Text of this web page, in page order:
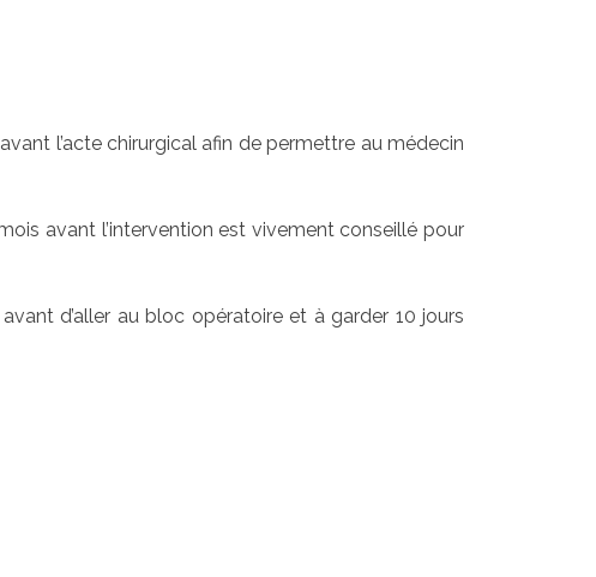
l’acte chirurgical afin de permettre au médecin
avant l’intervention est vivement conseillé pour
d’aller au bloc opératoire et à garder 10 jours